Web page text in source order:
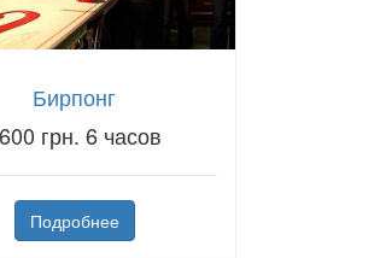
Бирпонг
грн. 6 часов
Подробнее